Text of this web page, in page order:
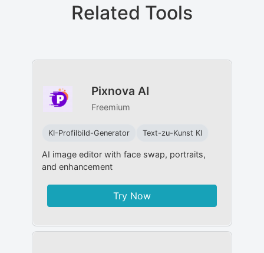
Related Tools
Pixnova AI
Freemium
KI-Profilbild-Generator Text-zu-Kunst KI
AI image editor with face swap, portraits,
and enhancement
Try Now